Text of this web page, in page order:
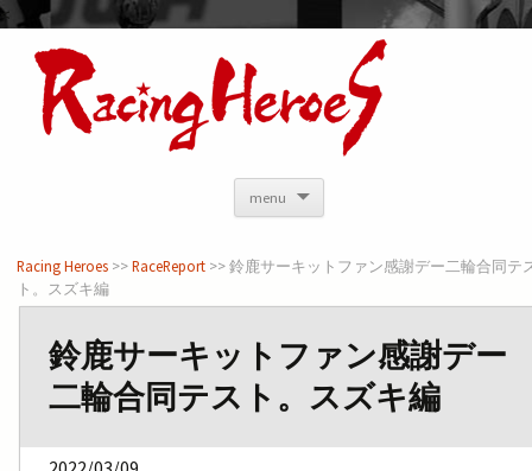
<
menu
Racing Heroes >>RaceReport >> 鈴鹿サーキットファン感謝デー二輪合同テ
ト。スズキ編
鈴鹿サーキットファン感謝デー
二輪合同テスト。スズキ編